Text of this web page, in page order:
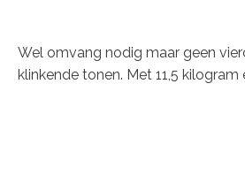
Wel omvang nodig maar geen
klinkende tonen. Met 11,5